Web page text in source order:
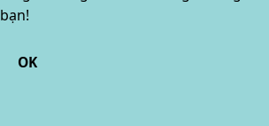
bạn!
OK